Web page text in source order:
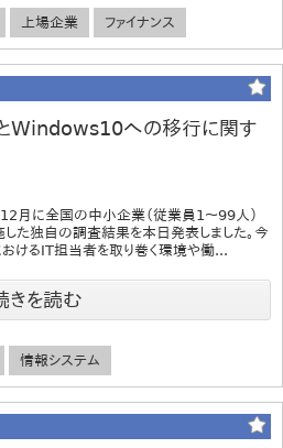
上場企業 ファイナンス
Windows10への移行に関す
月に全国の中小企業（従業員1～99人）
た独自の調査結果を本日発表しました。今
けるIT担当者を取り巻く環境や働...
きを読む
情報システム